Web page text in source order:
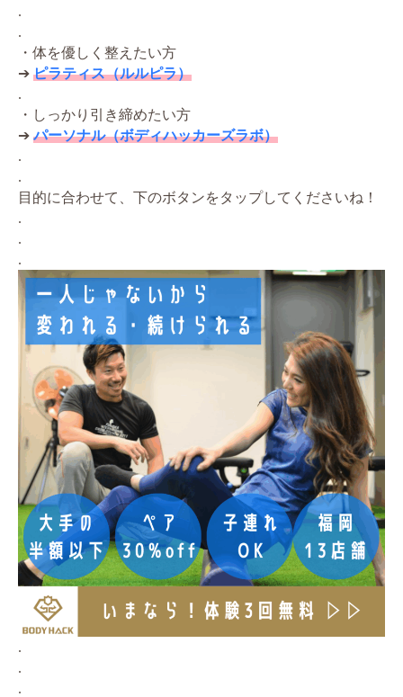
.
.
・体を優しく整えたい方
➔ ピラティス（ルルピラ）
.
・しっかり引き締めたい方
➔パーソナル（ボディハッカーズラボ）
.
.
目的に合わせて、下のボタンをタップしてくださいね！
.
.
.
.
.
.